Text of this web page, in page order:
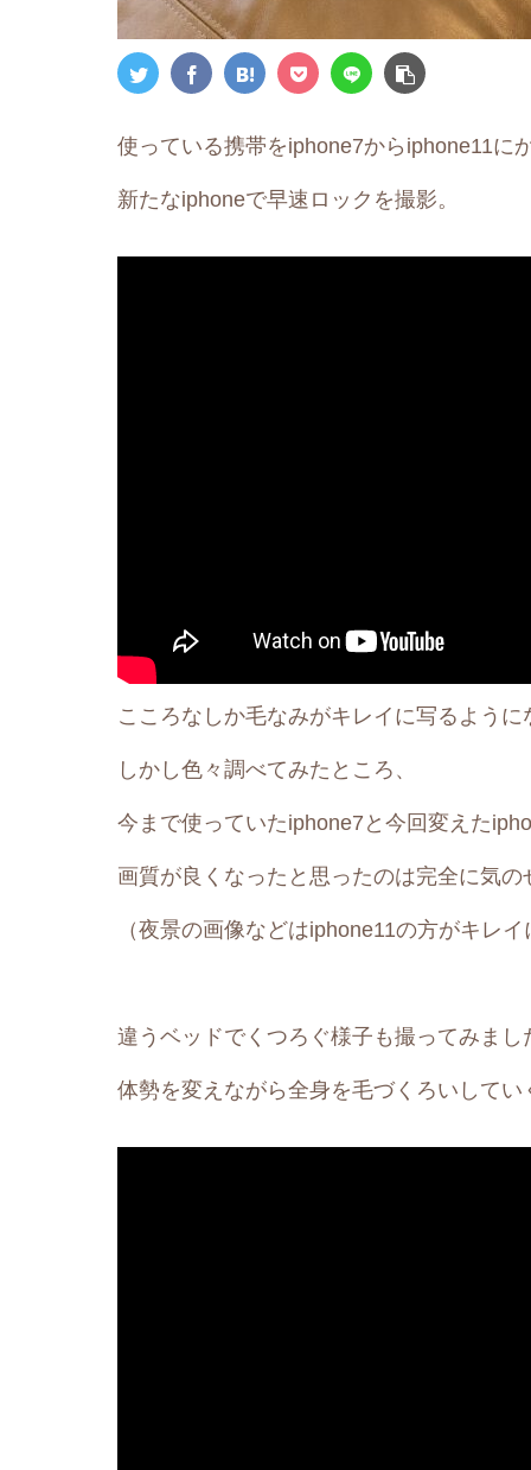
使っている携帯をiphone7からiphone11に
新たなiphoneで早速ロックを撮影。
こころなしか毛なみがキレイに写るよう
しかし色々調べてみたところ、
今まで使っていたiphone7と今回変えた
画質が良くなったと思ったのは完全に気の
（夜景の画像などはiphone11の方がキレ
違うベッドでくつろぐ様子も撮ってみまし
体勢を変えながら全身を毛づくろいしてい